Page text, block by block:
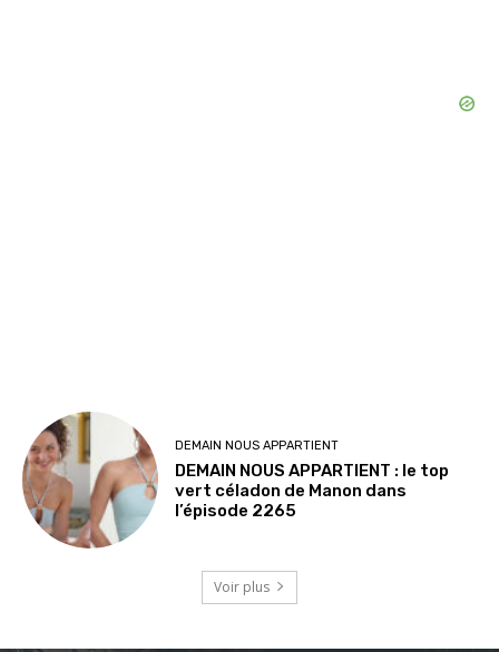
DEMAIN NOUS APPARTIENT
DEMAIN NOUS APPARTIENT : le top
vert céladon de Manon dans
l’épisode 2265
Voir plus